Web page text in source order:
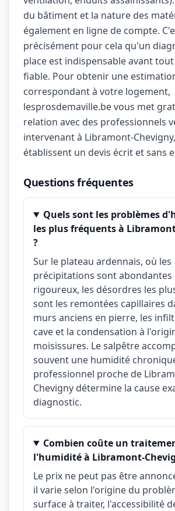
du bâtiment et la nature des
également en ligne de compte.
précisément pour cela qu'un
place est indispensable avant
fiable. Pour obtenir une
correspondant à votre logement,
lesprosdemaville.be vous met
relation avec des professionnels
intervenant à Libramont-
établissent un devis écrit et sans
Questions fréquentes
Quels sont les problèmes
les plus fréquents à
?
Sur le plateau ardennais, où les
précipitations sont abondantes
rigoureux, les désordres les
sont les remontées capillaires
murs anciens en pierre, les
cave et la condensation à
moisissures. Le salpêtre
souvent une humidité
professionnel proche de
Chevigny détermine la cause
diagnostic.
Combien coûte un
l'humidité à Libramont-
Le prix ne peut pas être
il varie selon l'origine du
surface à traiter, l'accessibilité